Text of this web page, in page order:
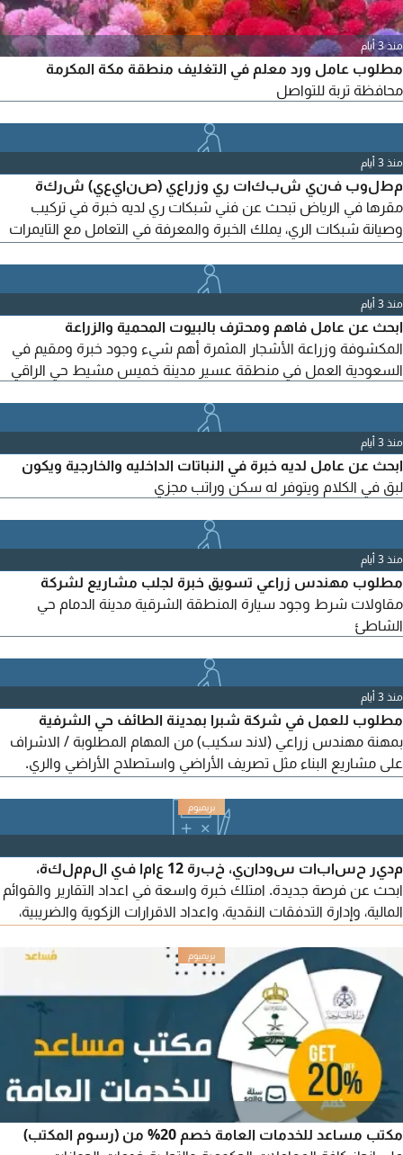
منذ 3 أيام
مطلوب عامل ورد معلم في التغليف منطقة مكة المكرمة
محافظة تربة للتواصل
منذ 3 أيام
مطلوب فني شبكات ري وزراعي (صنايعي) شركة
مقرها في الرياض تبحث عن فني شبكات ري لديه خبرة في تركيب
وصيانة شبكات الري، يملك الخبرة والمعرفة في التعامل مع التايمرات
وOffice. يشترط إقامة سارية، رخصة قيادة، وسيارة. يرجى إرسال
السيرة الذاتية الى البريد الألكتروني الموضح في الاعلان
منذ 3 أيام
ابحث عن عامل فاهم ومحترف بالبيوت المحمية والزراعة
المكشوفة وزراعة الأشجار المثمرة أهم شيء وجود خبرة ومقيم في
السعودية العمل في منطقة عسير مدينة خميس مشيط حي الراقي
منذ 3 أيام
ابحث عن عامل لديه خبرة في النباتات الداخليه والخارجية ويكون
لبق في الكلام ويتوفر له سكن وراتب مجزي
منذ 3 أيام
مطلوب مهندس زراعي تسويق خبرة لجلب مشاريع لشركة
مقاولات شرط وجود سيارة المنطقة الشرقية مدينة الدمام حي
الشاطئ
منذ 3 أيام
مطلوب للعمل في شركة شبرا بمدينة الطائف حي الشرفية
بمهنة مهندس زراعي (لاند سكيب) من المهام المطلوبة / الاشراف
على مشاريع البناء مثل تصريف الأراضي واستصلاح الأراضي والري.
المحاصيل لضمان سلامتها وعملها البحث في طرق تحسين سلامة
المنشاءات والمنتجات الزراعية. تخطيط خدمات وبرامج اصلاح الآلات
والمهندسين
مدير حسابات سوداني، خبرة 12 عاما في المملكة،
ابحث عن فرصة جديدة. امتلك خبرة واسعة في اعداد التقارير والقوائم
المالية، وإدارة التدفقات النقدية، واعداد الاقرارات الزكوية والضريبية،
التحليل المالي، وضبط التكاليف، ودعم الإدارة في اتخاذ القرارات، بما
يسهم في رفع الكفاءة التشغيلية وتعزيز الربحية. متاح للالتحاق الفوري
مكتب مساعد للخدمات العامة خصم 20% من (رسوم المكتب)